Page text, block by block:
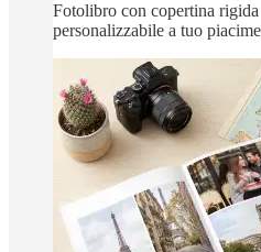
Fotolibro con copertina
personalizzabile a tuo